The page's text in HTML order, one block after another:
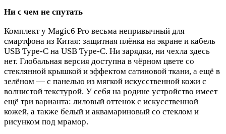
Ни с чем не спутать
Комплект у Magic6 Pro весьма непривычный для
смартфона из Китая: защитная плёнка на экране и кабель
USB Type-C на USB Type-C. Ни зарядки, ни чехла здесь
нет. Глобальная версия доступна в чёрном цвете со
стеклянной крышкой и эффектом сатиновой ткани, а ещё в
зелёном — с панелью из мягкой искусственной кожи с
волнистой текстурой. У себя на родине устройство имеет
ещё три варианта: лиловый оттенок с искусственной
кожей, а также белый и аквамариновый со стеклом и
рисунком под мрамор.